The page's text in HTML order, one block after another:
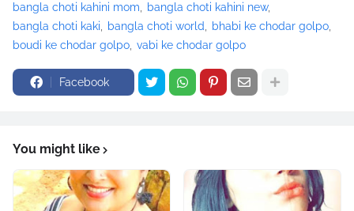
bangla choti kahini mom
bangla choti kahini new
bangla choti kaki
bangla choti world
bhabi ke chodar golpo
boudi ke chodar golpo vabi ke chodar golpo
Facebook
You might like